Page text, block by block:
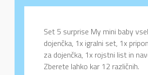
Set 5 surprise My mini baby
dojenčka, 1x igralni set, 1x
za dojenčka, 1x rojstni list in
Zberete lahko kar 12 različnih.